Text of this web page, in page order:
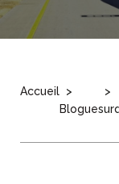
Accueil
Blogue